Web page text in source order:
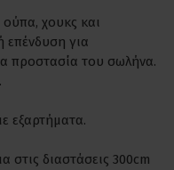
ούπα, χουκς και
επένδυση για
προστασία του σωλήνα.
εξαρτήματα.
στις διαστάσεις 300cm